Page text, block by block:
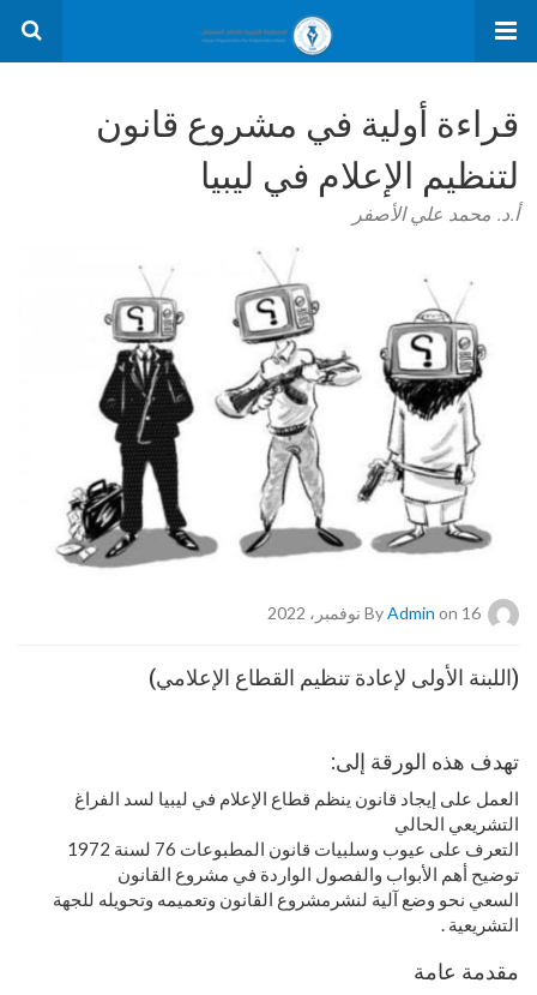
قراءة أولية في مشروع قانون
لتنظيم الإعلام في ليبيا
أ.د. محمد علي الأصفر
By Admin on 16 نوفمبر، 2022
(اللبنة الأولى لإعادة تنظيم القطاع الإعلامي)
تهدف هذه الورقة إلى:
العمل على إيجاد قانون ينظم قطاع الإعلام في ليبيا لسد الفراغ
التشريعي الحالي
التعرف على عيوب وسلبيات قانون المطبوعات 76 لسنة 1972
توضيح أهم الأبواب والفصول الواردة في مشروع القانون
السعي نحو وضع آلية لنشرمشروع القانون وتعميمه وتحويله للجهة
التشريعية .
مقدمة عامة